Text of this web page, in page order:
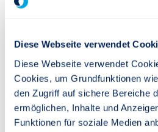
Diese Webseite verwendet
Diese Webseite verwendet
Cookies, um Grundfunktionen
den Zugriff auf sichere Bereiche
ermöglichen, Inhalte und
Funktionen für soziale Medien
die beiden selbstständigen
wird Die Stuttgarter im BU-
bestätigen die starke Position
der
verschärfter